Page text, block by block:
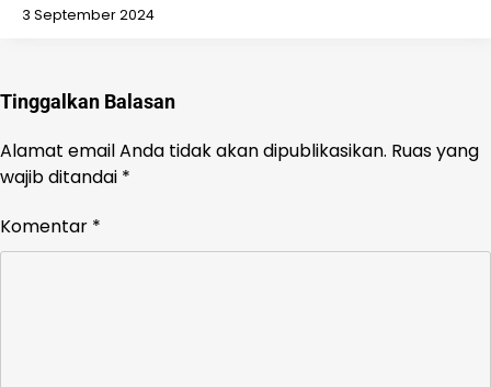
3 September 2024
Tinggalkan Balasan
Alamat email Anda tidak akan dipublikasikan. Ruas yang
wajib ditandai *
Komentar *